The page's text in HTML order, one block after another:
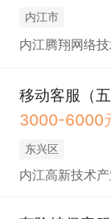
内江市
内江腾翔网络
移动客服（
3000-6000
东兴区
内江高新技术